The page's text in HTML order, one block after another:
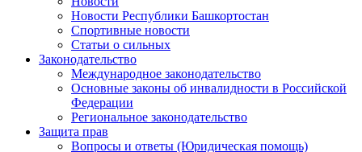
Новости Республики Башкортостан
Спортивные новости
Статьи о сильных
Законодательство
Международное законодательство
Основные законы об инвалидности в Российской
Федерации
Региональное законодательство
Защита прав
Вопросы и ответы (Юридическая помощь)